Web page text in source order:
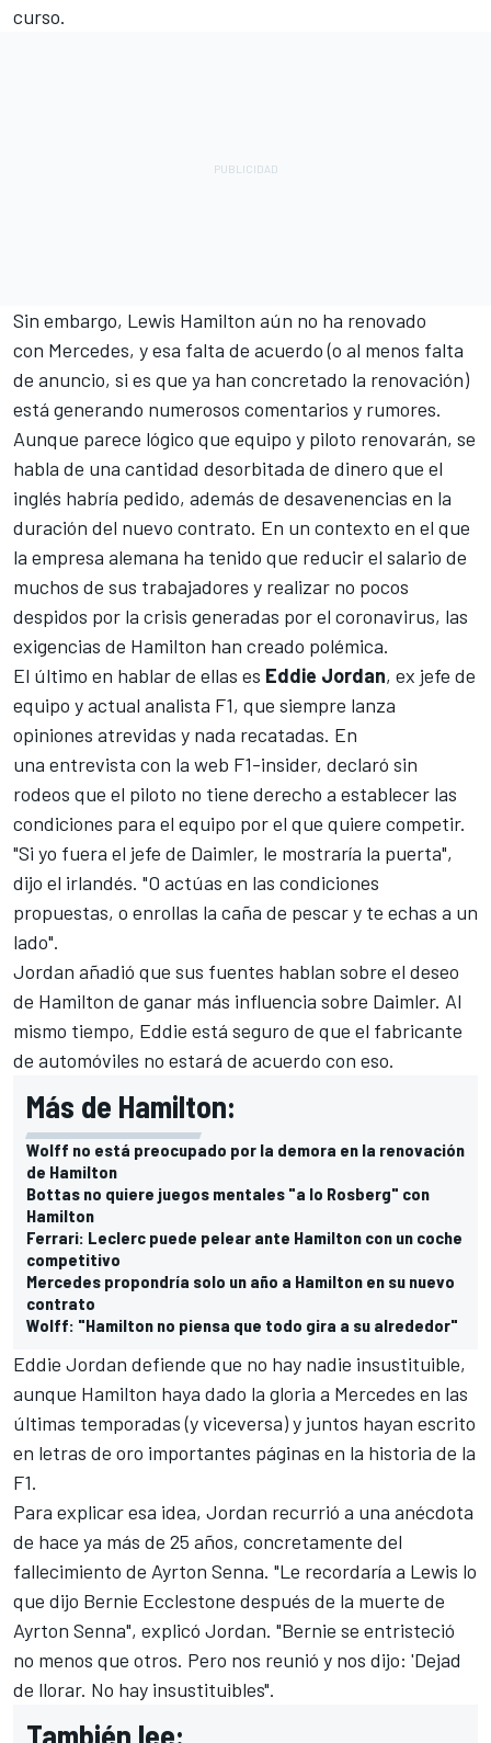
curso.
Sin embargo, Lewis Hamilton aún no ha renovado
con Mercedes, y esa falta de acuerdo (o al menos falta
de anuncio, si es que ya han concretado la renovación)
está generando numerosos comentarios y rumores.
Aunque parece lógico que equipo y piloto renovarán, se
habla de una cantidad desorbitada de dinero que el
inglés habría pedido, además de desavenencias en la
duración del nuevo contrato. En un contexto en el que
la empresa alemana ha tenido que reducir el salario de
muchos de sus trabajadores y realizar no pocos
despidos por la crisis generadas por el coronavirus, las
exigencias de Hamilton han creado polémica.
El último en hablar de ellas es Eddie Jordan, ex jefe de
equipo y actual analista F1, que siempre lanza
opiniones atrevidas y nada recatadas. En
una entrevista con la web F1-insider, declaró sin
rodeos que el piloto no tiene derecho a establecer las
condiciones para el equipo por el que quiere competir.
"Si yo fuera el jefe de Daimler, le mostraría la puerta",
dijo el irlandés. "O actúas en las condiciones
propuestas, o enrollas la caña de pescar y te echas a un
lado".
Jordan añadió que sus fuentes hablan sobre el deseo
de Hamilton de ganar más influencia sobre Daimler. Al
mismo tiempo, Eddie está seguro de que el fabricante
de automóviles no estará de acuerdo con eso.
Más de Hamilton:
Wolff no está preocupado por la demora en la renovación
de Hamilton
Bottas no quiere juegos mentales "a lo Rosberg" con
Hamilton
Ferrari: Leclerc puede pelear ante Hamilton con un coche
competitivo
Mercedes propondría solo un año a Hamilton en su nuevo
contrato
Wolff: "Hamilton no piensa que todo gira a su alrededor"
Eddie Jordan defiende que no hay nadie insustituible,
aunque Hamilton haya dado la gloria a Mercedes en las
últimas temporadas (y viceversa) y juntos hayan escrito
en letras de oro importantes páginas en la historia de la
F1.
Para explicar esa idea, Jordan recurrió a una anécdota
de hace ya más de 25 años, concretamente del
fallecimiento de Ayrton Senna. "Le recordaría a Lewis lo
que dijo Bernie Ecclestone después de la muerte de
Ayrton Senna", explicó Jordan. "Bernie se entristeció
no menos que otros. Pero nos reunió y nos dijo: 'Dejad
de llorar. No hay insustituibles".
También lee: